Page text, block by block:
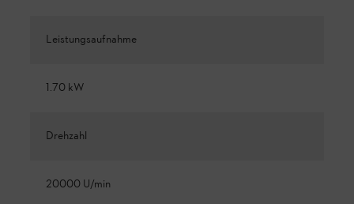
Leistungsaufnahme
1.70 kW
Drehzahl
20000 U/min